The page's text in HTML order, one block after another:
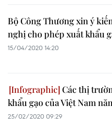
Bộ Công Thương xin ý
nghị cho phép xuất khẩu
15/04/2020 14:20
Các thị
khẩu gạo của Việt Nam
25/02/2020 09:29